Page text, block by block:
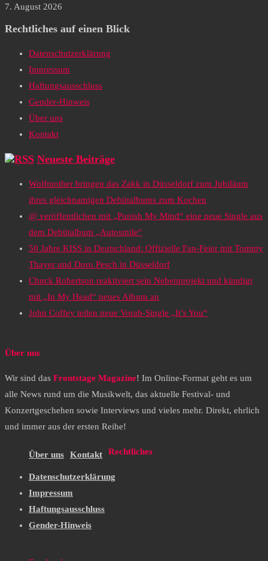
7. August 2026
Rechtliches auf einen Blick
Datenschutzerklärung
Impressum
Haftungsausschluss
Gender-Hinweis
Über uns
Kontakt
Neueste Beiträge
Wolfmother bringen das Zakk in Düsseldorf zum Jubiläum
ihres gleichnamigen Debütalbums zum Kochen
@ veröffentlichen mit „Punish My Mind“ eine neue Single aus
dem Debütalbum „Autosmile“
50 Jahre KISS in Deutschland: Offizielle Fan-Feier mit Tommy
Thayer und Doro Pesch in Düsseldorf
Chuck Robertson reaktiviert sein Nebenprojekt und kündigt
mit „In My Head“ neues Album an
John Coffey teilen neue Vorab-Single „It’s You“
Über uns
Wir sind das Frontstage Magazine! Im Online-Format geht es um
alle News rund um die Musikwelt, das aktuelle Festival- und
Konzertgeschehen sowie Interviews und vieles mehr. Direkt, ehrlich
und immer aus der ersten Reihe!
Über uns Kontakt Rechtliches
Datenschutzerklärung
Impressum
Haftungsausschluss
Gender-Hinweis